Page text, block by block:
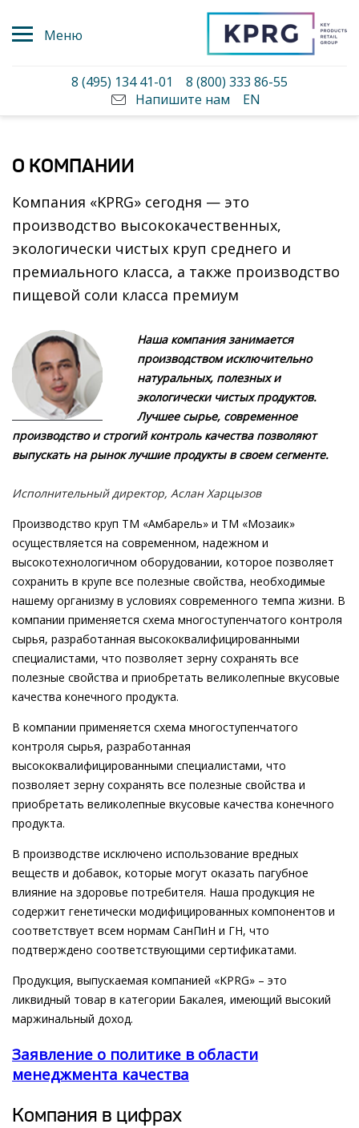
Меню
8 (495) 134 41-01
8 (800) 333 86-55
Напишите нам
EN
О КОМПАНИИ
Компания «KPRG» сегодня — это
производство высококачественных,
экологически чистых круп среднего и
премиального класса, а также производство
пищевой соли класса премиум
Наша компания занимается
производством исключительно
натуральных, полезных и
экологически чистых продуктов.
Лучшее сырье, современное
производство и строгий контроль качества позволяют
выпускать на рынок лучшие продукты в своем сегменте.
Исполнительный директор, Аслан Харцызов
Производство круп ТМ «Амбарель» и ТМ «Мозаик»
осуществляется на современном, надежном и
высокотехнологичном оборудовании, которое позволяет
сохранить в крупе все полезные свойства, необходимые
нашему организму в условиях современного темпа жизни. В
компании применяется схема многоступенчатого контроля
сырья, разработанная высококвалифицированными
специалистами, что позволяет зерну сохранять все
полезные свойства и приобретать великолепные вкусовые
качества конечного продукта.
В компании применяется схема многоступенчатого
контроля сырья, разработанная
высококвалифицированными специалистами, что
позволяет зерну сохранять все полезные свойства и
приобретать великолепные вкусовые качества конечного
продукта.
В производстве исключено использование вредных
веществ и добавок, которые могут оказать пагубное
влияние на здоровье потребителя. Наша продукция не
содержит генетически модифицированных компонентов и
соответствует всем нормам СанПиН и ГН, что
подтверждено соответствующими сертификатами.
Продукция, выпускаемая компанией «KPRG» – это
ликвидный товар в категории Бакалея, имеющий высокий
маржинальный доход.
Заявление о политике в области
менеджмента качества
Компания в цифрах